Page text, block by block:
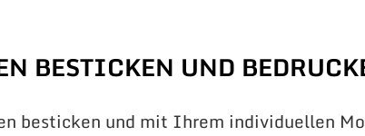
BESTICKEN UND
besticken und mit Ihrem individuellen